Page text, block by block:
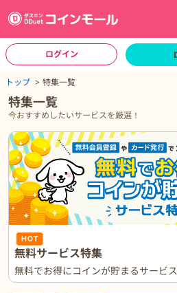
ログイン
トップ 特集一覧
特集一覧
今おすすめしたいサービスを厳選！
無料サービス特集
無料でお得にコインが貯まるサービス
ジトップへ